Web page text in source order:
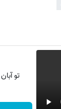
تو